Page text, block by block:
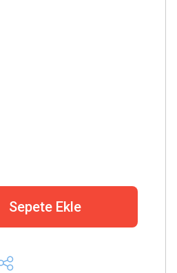
Sepete Ekle